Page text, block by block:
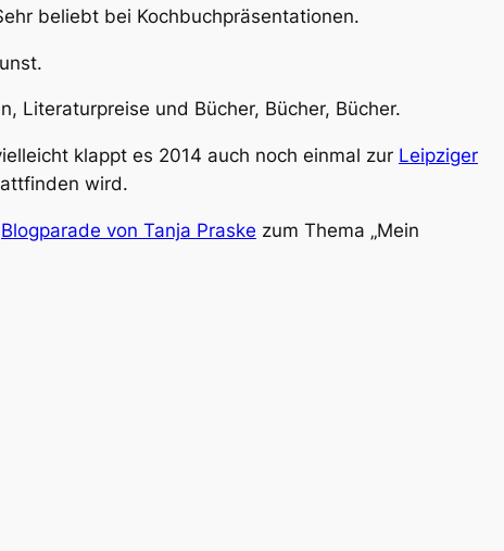
beliebt bei Kochbuchpräsentationen.
Literaturpreise und Bücher, Bücher, Bücher.
klappt es 2014 auch noch einmal zur Leipziger
wird.
Blogparade von Tanja Praske zum Thema „Mein